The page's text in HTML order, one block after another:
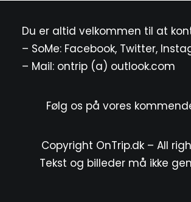
Du er altid velkommen til at
– SoMe: Facebook, Twitter,
– Mail: ontrip (a) outlook.com
Følg os på vores
Copyright OnTrip.dk – All
Tekst og billeder må ikke